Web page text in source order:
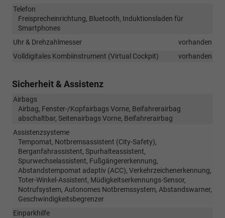
Telefon
Freisprecheinrichtung, Bluetooth, Induktionsladen für
Smartphones
Uhr & Drehzahlmesser
vorhanden
Volldigitales Kombiinstrument (Virtual Cockpit)
vorhanden
Sicherheit & Assistenz
Airbags
Airbag, Fenster-/Kopfairbags Vorne, Beifahrerairbag
abschaltbar, Seitenairbags Vorne, Beifahrerairbag
Assistenzsysteme
Tempomat, Notbremsassistent (City-Safety),
Berganfahrassistent, Spurhalteassistent,
Spurwechselassistent, Fußgängererkennung,
Abstandstempomat adaptiv (ACC), Verkehrzeichenerkennung,
Toter-Winkel-Assistent, Müdigkeitserkennungs-Sensor,
Notrufsystem, Autonomes Notbremssystem, Abstandswarner,
Geschwindigkeitsbegrenzer
Einparkhilfe